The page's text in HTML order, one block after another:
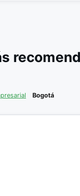
Bogotá